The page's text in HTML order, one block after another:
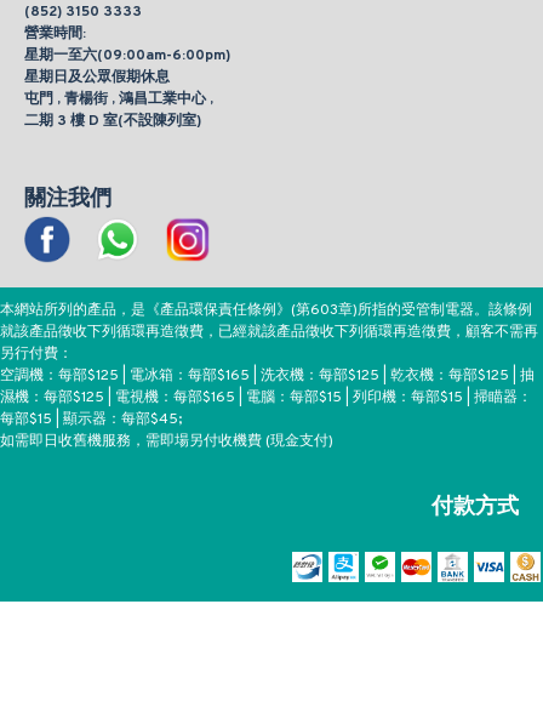
(852) 3150 3333
營業時間:
星期一至六(09:00am-6:00pm)
星期日及公眾假期休息
屯門 , 青楊街 , 鴻昌工業中心 ,
二期 3 樓 D 室(不設陳列室)
關注我們
本網站所列的產品，是《產品環保責任條例》(第603章)所指的受管制電器。該條例
就該產品徵收下列循環再造徵費，已經就該產品徵收下列循環再造徵費，顧客不需再
另行付費：
空調機：每部$125 | 電冰箱：每部$165 | 洗衣機：每部$125 | 乾衣機：每部$125 | 抽
濕機：每部$125 | 電視機：每部$165 | 電腦：每部$15 | 列印機：每部$15 | 掃瞄器：
每部$15 | 顯示器：每部$45;
如需即日收舊機服務，需即場另付收機費 (現金支付)
付款方式